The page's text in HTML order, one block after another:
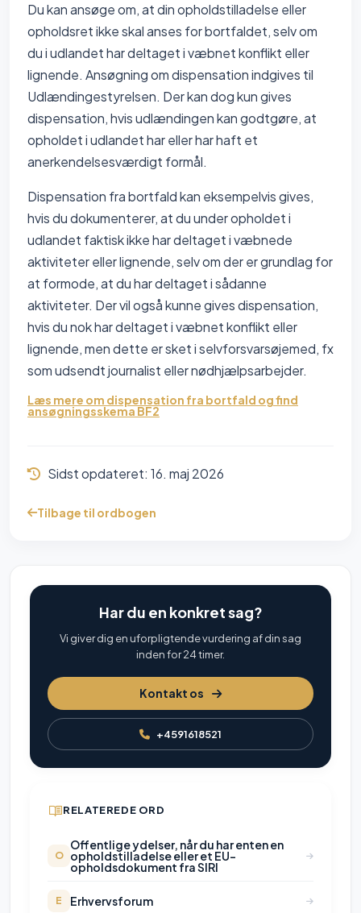
Du kan ansøge om, at din opholdstilladelse eller
opholdsret ikke skal anses for bortfaldet, selv om
du i udlandet har deltaget i væbnet konflikt eller
lignende. Ansøgning om dispensation indgives til
Udlændingestyrelsen. Der kan dog kun gives
dispensation, hvis udlændingen kan godtgøre, at
opholdet i udlandet har eller har haft et
anerkendelsesværdigt formål.
Dispensation fra bortfald kan eksempelvis gives,
hvis du dokumenterer, at du under opholdet i
udlandet faktisk ikke har deltaget i væbnede
aktiviteter eller lignende, selv om der er grundlag for
at formode, at du har deltaget i sådanne
aktiviteter. Der vil også kunne gives dispensation,
hvis du nok har deltaget i væbnet konflikt eller
lignende, men dette er sket i selvforsvarsøjemed, fx
som udsendt journalist eller nødhjælpsarbejder.
Læs mere om dispensation fra bortfald og find
ansøgningsskema BF2
Sidst opdateret: 16. maj 2026
Tilbage til ordbogen
Har du en konkret sag?
Vi giver dig en uforpligtende vurdering af din sag
inden for 24 timer.
Kontakt os
+4591618521
RELATEREDE ORD
O
Offentlige ydelser, når du har enten en
opholdstilladelse eller et EU-
opholdsdokument fra SIRI
E Erhvervsforum